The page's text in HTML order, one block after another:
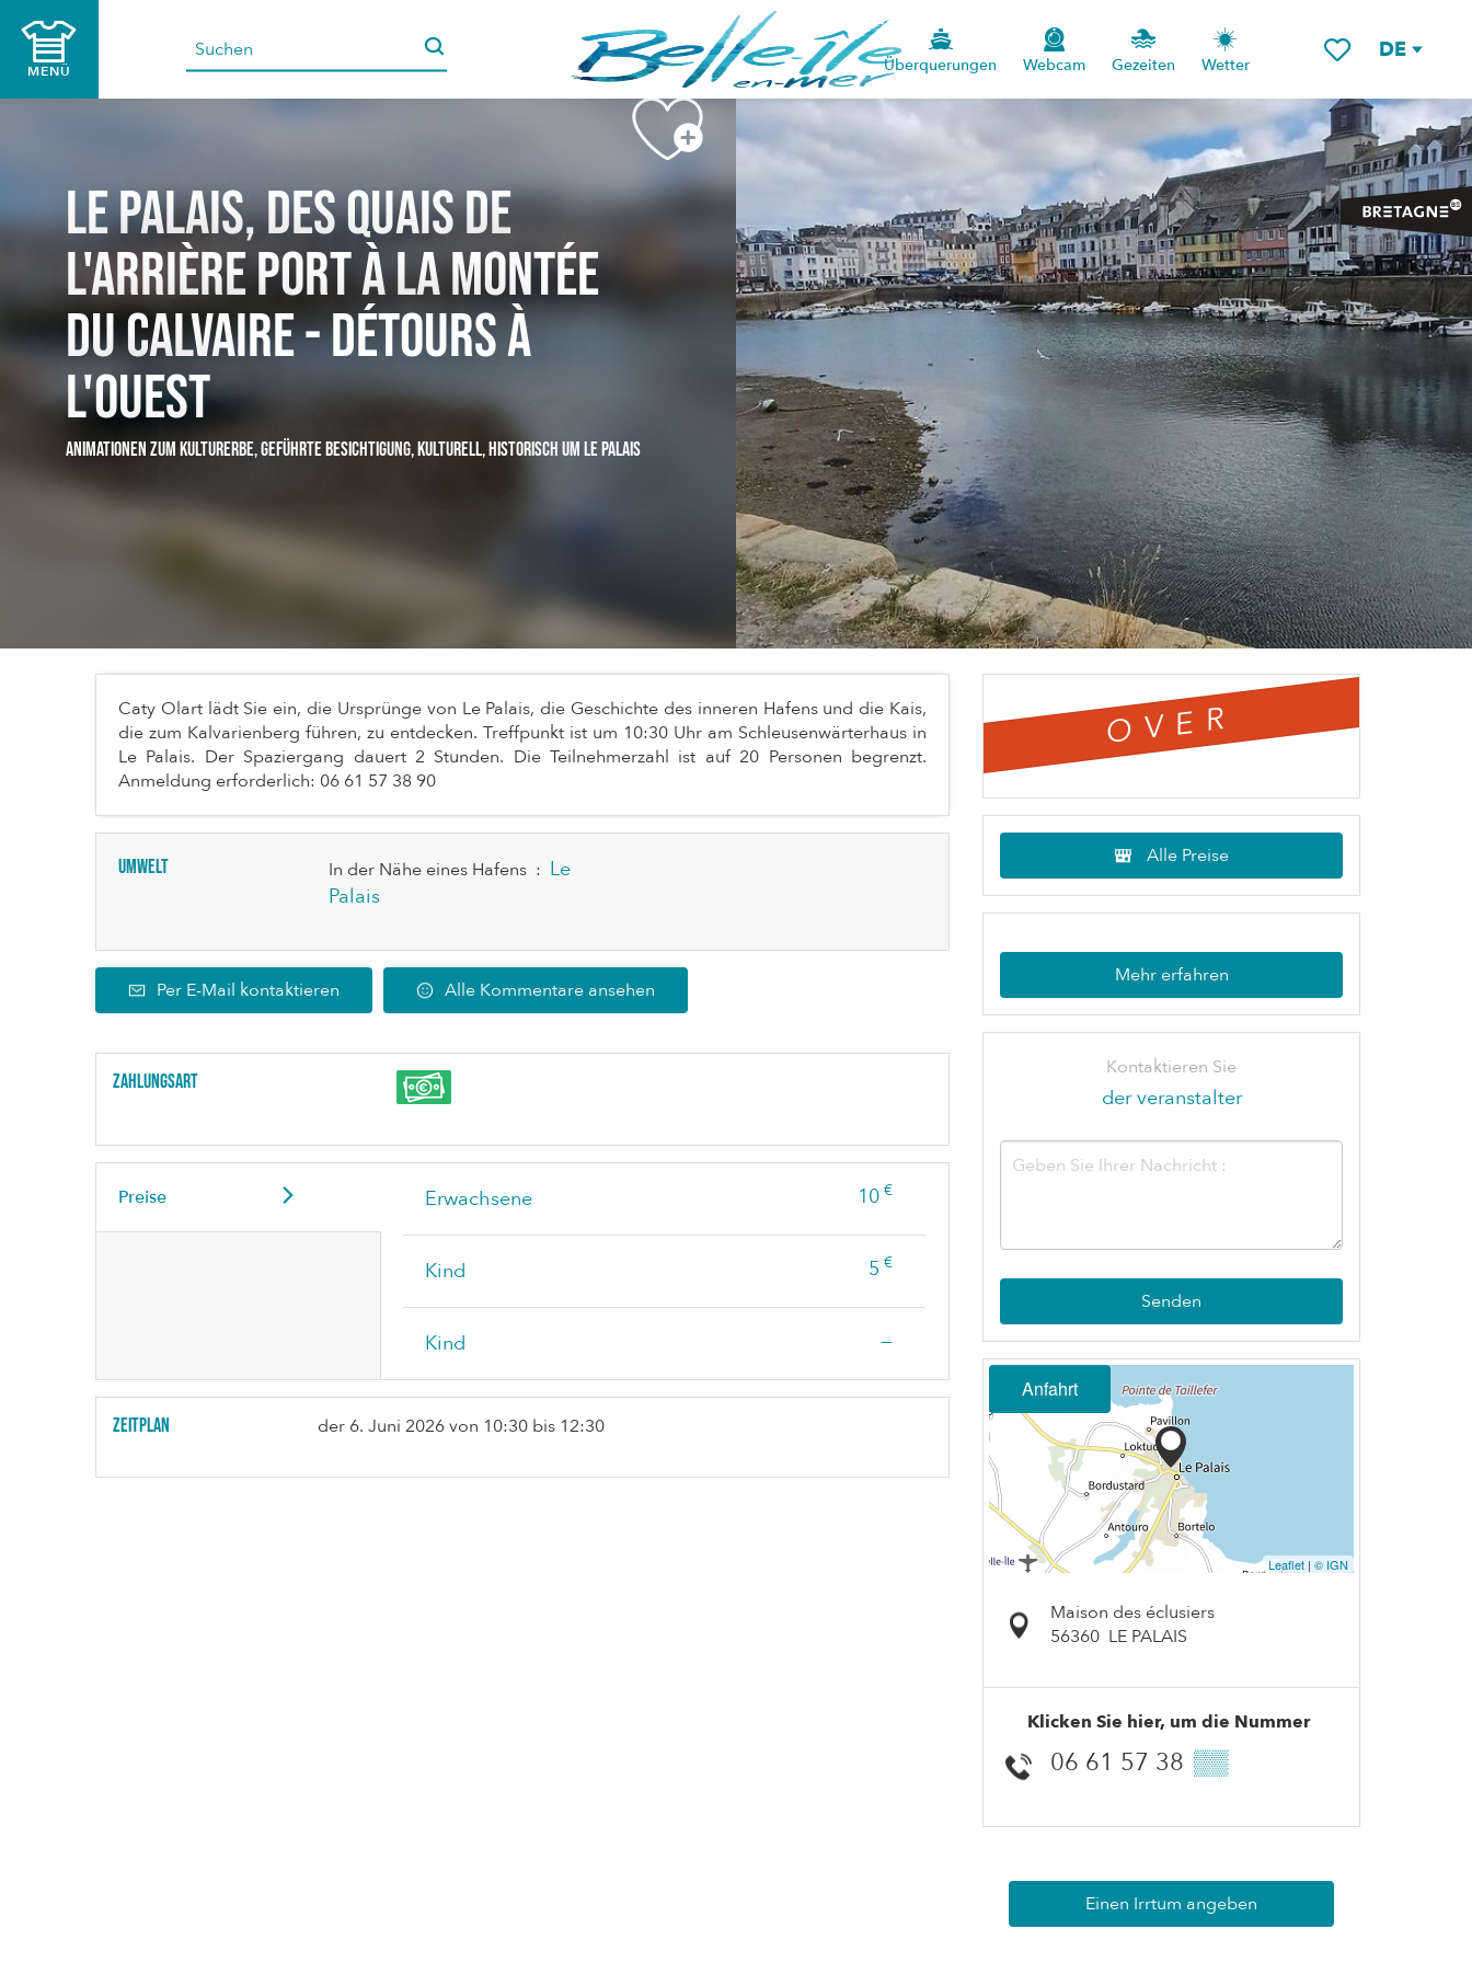
contenu
DE
MENÜ Überquerungen Webcam Gezeiten Wetter
Siehe Fotos (2)
Le Palais, des quais de
l'arrière port à la montée
du calvaire - Détours à
l'ouest
ANIMATIONEN ZUM KULTURERBE,GEFÜHRTE BESICHTIGUNG,KULTURELL,HISTORISCHUM LE PALAIS
Caty Olart lädt Sie ein, die Ursprünge von Le Palais, die Geschichte des inneren Hafens und die Kais,
die zum Kalvarienberg führen, zu entdecken. Treffpunkt ist um 10:30 Uhr am Schleusenwärterhaus in
Le Palais. Der Spaziergang dauert 2 Stunden. Die Teilnehmerzahl ist auf 20 Personen begrenzt.
Anmeldung erforderlich: 06 61 57 38 90
Umwelt In der Nähe eines Hafens : Le
Palais
Per E-Mail kontaktieren Alle Kommentare ansehen
Zahlungsart
Preise Erwachsene 10 €
Kind 5 €
Kind —
Zeitplan der 6. Juni 2026von 10:30 bis 12:30
OVER
Alle Preise
Mehr erfahren
Kontaktieren Sie
der veranstalter
Senden
Anfahrt
Leaflet | © IGN
Maison des éclusiers
56360 LE PALAIS
Klicken Sie hier, um die Nummer
06 61 57 38 ▒▒
Einen Irrtum angeben